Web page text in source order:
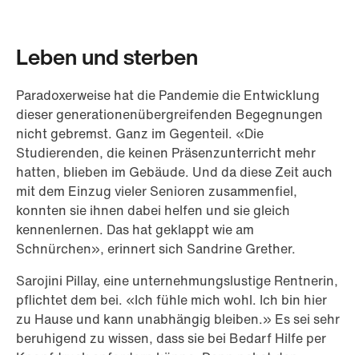
Leben und sterben
Paradoxerweise hat die Pandemie die Entwicklung
dieser generationenübergreifenden Begegnungen
nicht gebremst. Ganz im Gegenteil. «Die
Studierenden, die keinen Präsenzunterricht mehr
hatten, blieben im Gebäude. Und da diese Zeit auch
mit dem Einzug vieler Senioren zusammenfiel,
konnten sie ihnen dabei helfen und sie gleich
kennenlernen. Das hat geklappt wie am
Schnürchen», erinnert sich Sandrine Grether.
Sarojini Pillay, eine unternehmungslustige Rentnerin,
pflichtet dem bei. «Ich fühle mich wohl. Ich bin hier
zu Hause und kann unabhängig bleiben.» Es sei sehr
beruhigend zu wissen, dass sie bei Bedarf Hilfe per